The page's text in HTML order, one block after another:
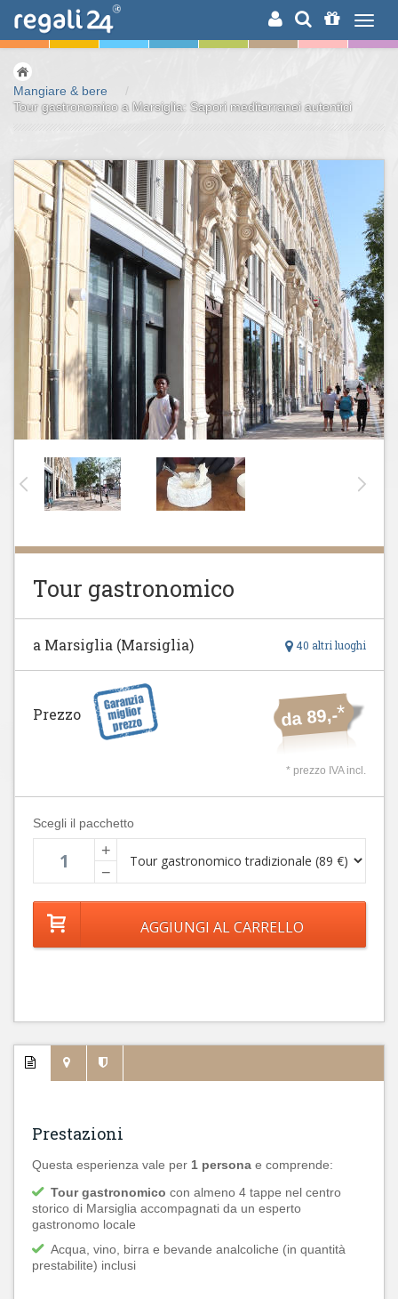
RICERCA
Mangiare & bere
/
Tour gastronomico a Marsiglia: Sapori mediterranei autentici
Tour gastronomico
40 altri luoghi
a Marsiglia (Marsiglia)
da 89,-*
Prezzo
* prezzo IVA incl.
Scegli il pacchetto
+
−
Prestazioni
Questa esperienza vale per 1 persona e comprende:
Tour gastronomico con almeno 4 tappe nel centro
storico di Marsiglia accompagnati da un esperto
gastronomo locale
Acqua, vino, birra e bevande analcoliche (in quantità
prestabilite) inclusi